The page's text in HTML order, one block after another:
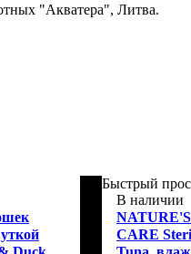
"Акватера", Литва.
Быстрый
В наличии
CARE